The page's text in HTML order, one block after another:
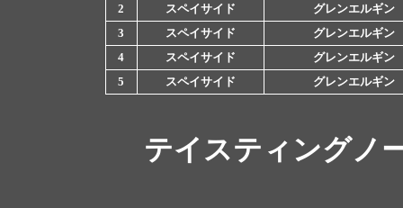
2
スペイサイド
グレンエルギン
3
スペイサイド
グレンエルギン
4
スペイサイド
グレンエルギン
5
スペイサイド グレンエルギン
テイスティングノ